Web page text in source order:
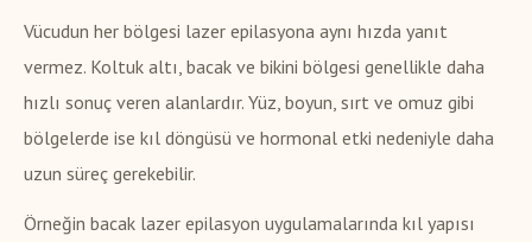
Vücudun her bölgesi lazer epilasyona aynı hızda yanıt
vermez. Koltuk altı, bacak ve bikini bölgesi genellikle daha
hızlı sonuç veren alanlardır. Yüz, boyun, sırt ve omuz gibi
bölgelerde ise kıl döngüsü ve hormonal etki nedeniyle daha
uzun süreç gerekebilir.
Örneğin bacak lazer epilasyon uygulamalarında kıl yapısı